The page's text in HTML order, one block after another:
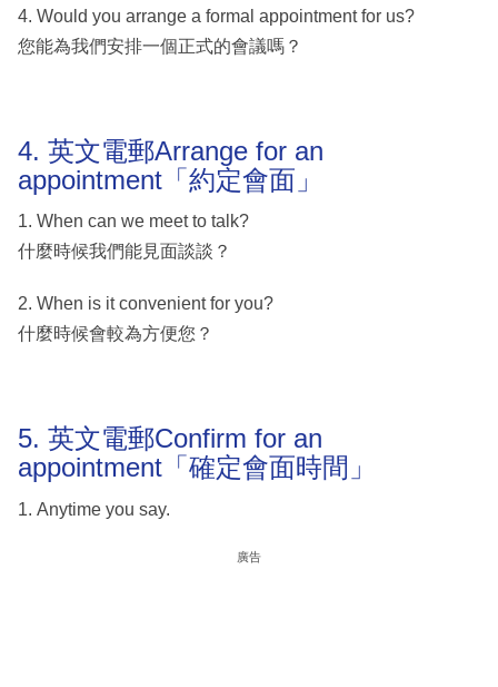
4. Would you arrange a formal appointment for us?
您能為我們安排一個正式的會議嗎？
4. 英文電郵Arrange for an
appointment「約定會面」
1. When can we meet to talk?
什麼時候我們能見面談談？
2. When is it convenient for you?
什麼時候會較為方便您？
5. 英文電郵Confirm for an
appointment「確定會面時間」
1. Anytime you say.
廣告